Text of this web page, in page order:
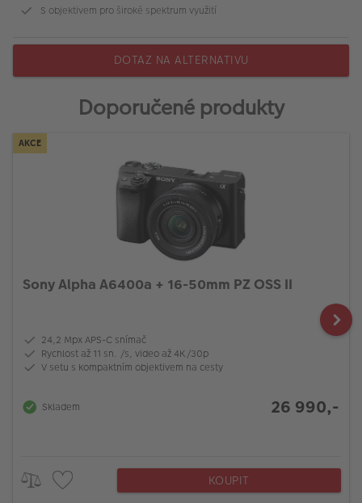
S objektivem pro široké spektrum využití
DOTAZ NA ALTERNATIVU
Doporučené produkty
AKCE
Sony Alpha A6400a + 16-50mm PZ OSS II
24,2 Mpx APS-C snímač
Rychlost až 11 sn. /s, video až 4K/30p
V setu s kompaktním objektivem na cesty
Skladem 26 990,-
KOUPIT